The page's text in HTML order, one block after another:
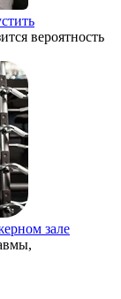
вероятность
зале